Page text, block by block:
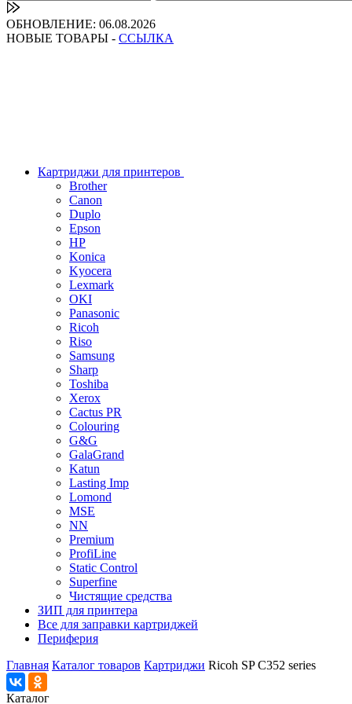
ОБНОВЛЕНИЕ: 06.08.2026
НОВЫЕ ТОВАРЫ - ССЫЛКА
Картриджи для принтеров
Brother
Canon
Duplo
Epson
HP
Konica
Kyocera
Lexmark
OKI
Panasonic
Ricoh
Riso
Samsung
Sharp
Toshiba
Xerox
Cactus PR
Colouring
G&G
GalaGrand
Katun
Lasting Imp
Lomond
MSE
NN
Premium
ProfiLine
Static Control
Superfine
Чистящие средства
ЗИП для принтера
Все для заправки картриджей
Периферия
Главная Каталог товаров Картриджи Ricoh SP C352 series
Каталог